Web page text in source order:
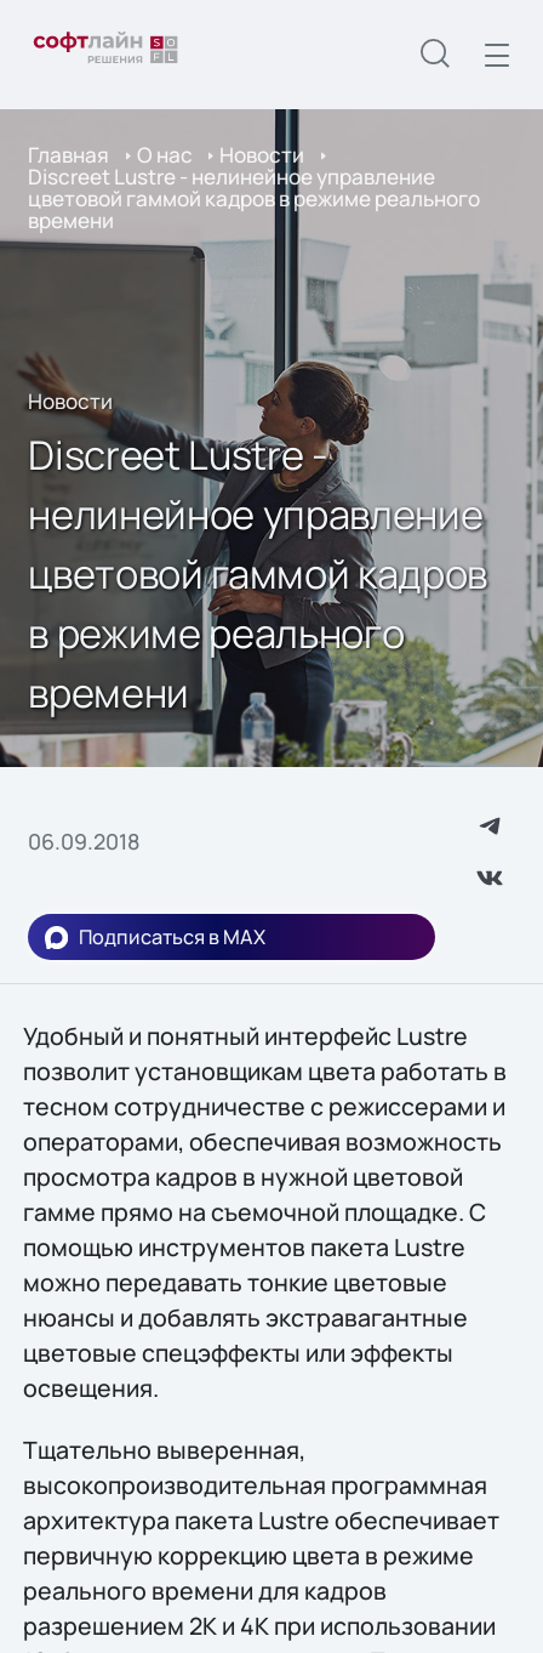
Главная О нас Новости
Discreet Lustre - нелинейное управление
цветовой гаммой кадров в режиме реального
времени
Новости
Discreet Lustre -
нелинейное управление
цветовой гаммой кадров
в режиме реального
времени
06.09.2018
Подписаться в MAX
Удобный и понятный интерфейс Lustre
позволит установщикам цвета работать в
тесном сотрудничестве с режиссерами и
операторами, обеспечивая возможность
просмотра кадров в нужной цветовой
гамме прямо на съемочной площадке. С
помощью инструментов пакета Lustre
можно передавать тонкие цветовые
нюансы и добавлять экстравагантные
цветовые спецэффекты или эффекты
освещения.
Тщательно выверенная,
высокопроизводительная программная
архитектура пакета Lustre обеспечивает
первичную коррекцию цвета в режиме
реального времени для кадров
разрешением 2K и 4K при использовании